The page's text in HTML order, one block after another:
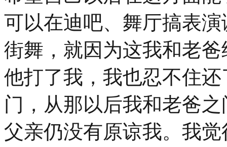
可以在迪吧、舞厅搞表
街舞，就因为这我和老
他打了我，我也忍不住
门，从那以后我和老爸
父亲仍没有原谅我。我